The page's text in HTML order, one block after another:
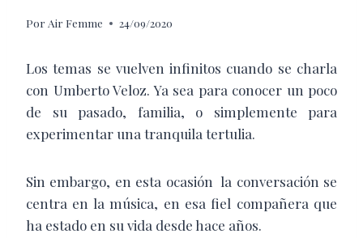
Por Air Femme 24/09/2020
Los temas se vuelven infinitos cuando se charla
con Umberto Veloz. Ya sea para conocer un poco
de su pasado, familia, o simplemente para
experimentar una tranquila tertulia.
Sin embargo, en esta ocasión la conversación se
centra en la música, en esa fiel compañera que
ha estado en su vida desde hace años.